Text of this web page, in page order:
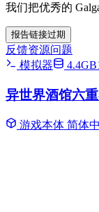
我们把优秀的
报告链接过期
反馈资源问题
模拟器
4.4GB
异世界酒馆六
游戏本体 简体